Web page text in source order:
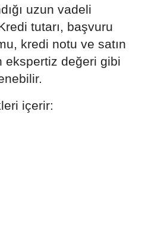
uzun vadeli
tutarı, başvuru
kredi notu ve satın
ekspertiz değeri gibi
içerir: